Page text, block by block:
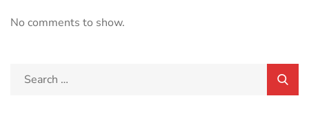
No comments to show.